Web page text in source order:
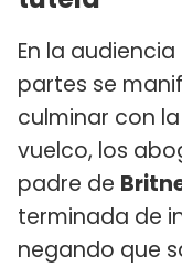
En la
partes se
culminar con
vuelco, los
padre de
terminada de
negando que